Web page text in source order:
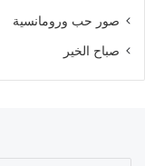
صور حب ورومانسية
صباح الخير